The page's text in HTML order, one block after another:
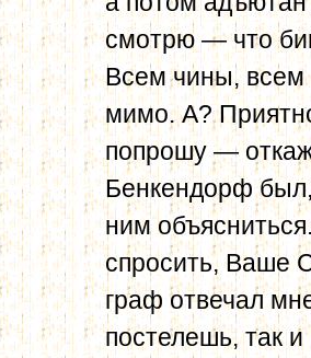
смотрю — что
Всем чины, всем
мимо. А?
попрошу —
Бенкендорф
ним
спросить, Ваше
граф отвечал
постелешь, так